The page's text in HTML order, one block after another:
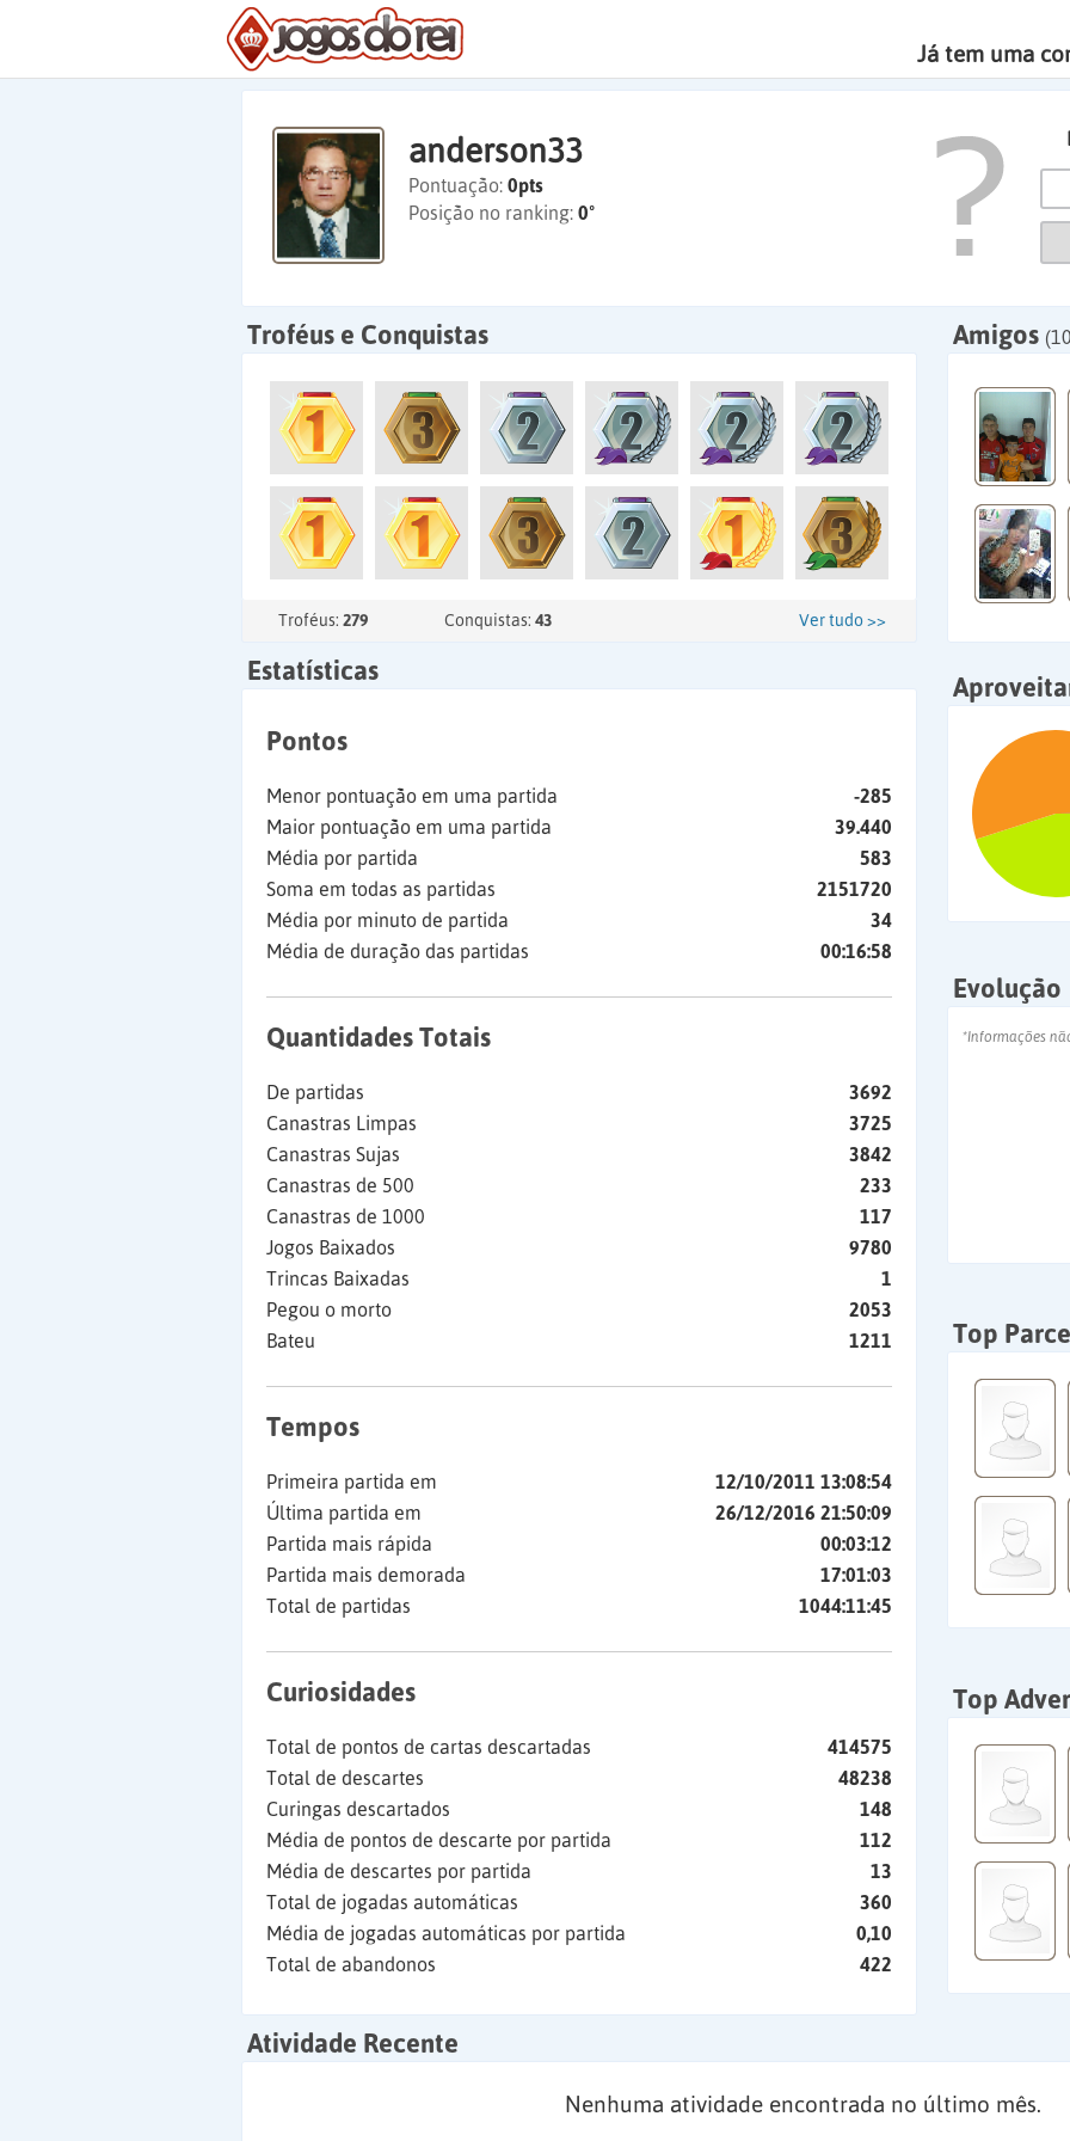
Já tem uma
anderson33
Pontuação: 0pts
Posição no ranking: 0º
Troféus e Conquistas
Troféus: 279 Conquistas: 43 Ver tudo >>
Amigos
Estatísticas
Pontos
Menor pontuação em uma partida
-285
Maior pontuação em uma partida
39.440
Média por partida
583
Soma em todas as partidas
2151720
Média por minuto de partida
34
Média de duração das partidas
00:16:58
Quantidades Totais
De partidas
3692
Canastras Limpas
3725
Canastras Sujas
3842
Canastras de 500
233
Canastras de 1000
117
Jogos Baixados
9780
Trincas Baixadas
1
Pegou o morto
2053
Bateu
1211
Tempos
Primeira partida em
12/10/2011 13:08:54
Última partida em
26/12/2016 21:50:09
Partida mais rápida
00:03:12
Partida mais demorada
17:01:03
Total de partidas
1044:11:45
Curiosidades
Total de pontos de cartas descartadas
414575
Total de descartes
48238
Curingas descartados
148
Média de pontos de descarte por partida
112
Média de descartes por partida
13
Total de jogadas automáticas
360
Média de jogadas automáticas por partida
0,10
Total de abandonos
422
Evolução
*Informações
Top
Top
Atividade Recente
Nenhuma atividade encontrada no último mês.